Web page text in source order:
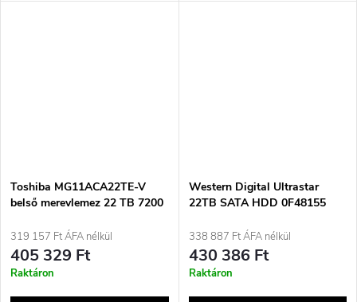
Toshiba MG11ACA22TE-V
belső merevlemez 22 TB 7200
ATA III
319 157 Ft ÁFA nélkül
405 329 Ft
Raktáron
Western Digital Ultrastar
22TB SATA HDD 0F48155
338 887 Ft ÁFA nélkül
430 386 Ft
Raktáron